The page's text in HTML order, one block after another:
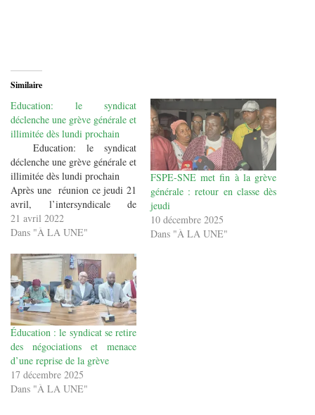
Similaire
Education: le syndicat
déclenche une grève générale et
illimitée dès lundi prochain
Education: le syndicat
déclenche une grève générale et
illimitée dès lundi prochain
Après une réunion ce jeudi 21
avril, l’intersyndicale de
l’éducation a décidé de
déclencher une grève générale
avril 2022 sur toute l’étendue
du territoire nationale
Guineelive vous propose…
21 avril 2022
Dans "À LA UNE"
FSPE-SNE met fin à la grève
générale : retour en classe dès
jeudi
10 décembre 2025
Dans "À LA UNE"
Éducation : le syndicat se retire
des négociations et menace
d’une reprise de la grève
17 décembre 2025
Dans "À LA UNE"